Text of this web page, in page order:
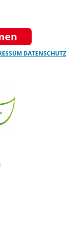
DATENSCHUTZ